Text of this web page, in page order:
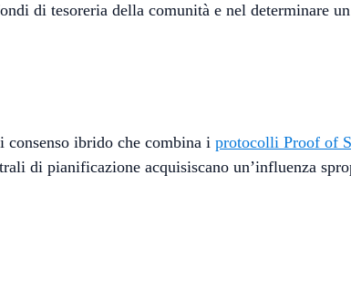
di tesoreria della comunità e nel determinare
consenso ibrido che combina i protocolli Proof of
di pianificazione acquisiscano un’influenza